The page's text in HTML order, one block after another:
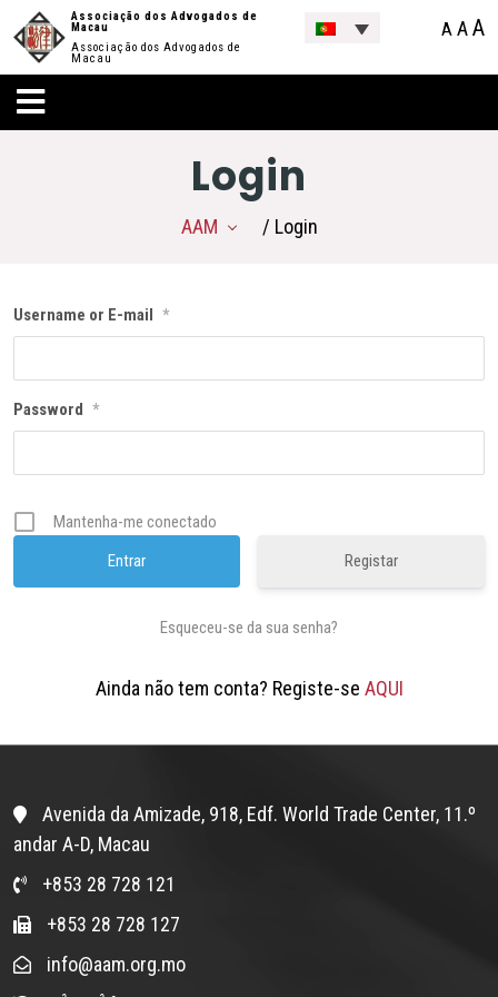
Associação dos Advogados de
Macau
Associação dos Advogados de
Macau
A AA
Login
AAM / Login
Username or E-mail *
Password *
Mantenha-me conectado
Registar
Esqueceu-se da sua senha?
Ainda não tem conta? Registe-se AQUI
Avenida da Amizade, 918, Edf. World Trade Center, 11.º
andar A-D, Macau
+853 28 728 121
+853 28 728 127
info@aam.org.mo